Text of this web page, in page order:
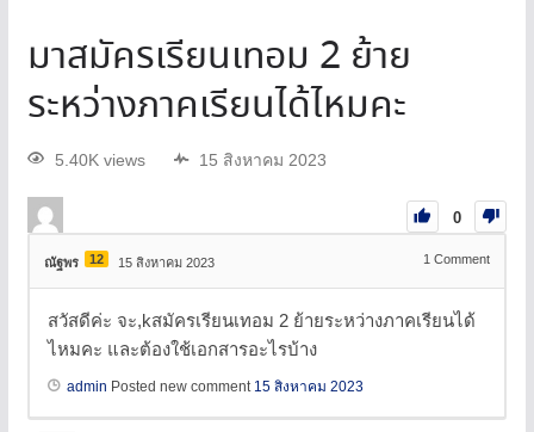
ของสถานศึกษาออนไลน์ (Integrity & Transparency
Assessment Online : ITA Online) ประจําปีงบประมาณ
พ.ศ. 2568
มาสมัครเรียนเทอม 2 ย้าย
ระหว่างภาคเรียนได้ไหมคะ
5.40K views 15 สิงหาคม 2023
0
ณัฐพร 12 15 สิงหาคม 2023 1 Comment
สวัสดีค่ะ จะ,kสมัครเรียนเทอม 2 ย้ายระหว่างภาคเรียนได้
ไหมคะ และต้องใช้เอกสารอะไรบ้าง
admin Posted new comment 15 สิงหาคม 2023